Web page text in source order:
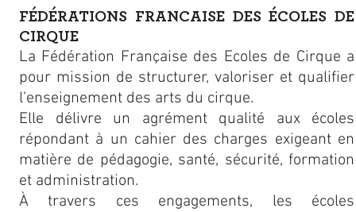
FÉDÉRATIONS FRANCAISE DES ÉCOLES DE
CIRQUE
La Fédération Française des Ecoles de Cirque a
pour mission de structurer, valoriser et qualifier
l’enseignement des arts du cirque.
Elle délivre un agrément qualité aux écoles
répondant à un cahier des charges exigeant en
matière de pédagogie, santé, sécurité, formation
et administration.
À travers ces engagements, les écoles